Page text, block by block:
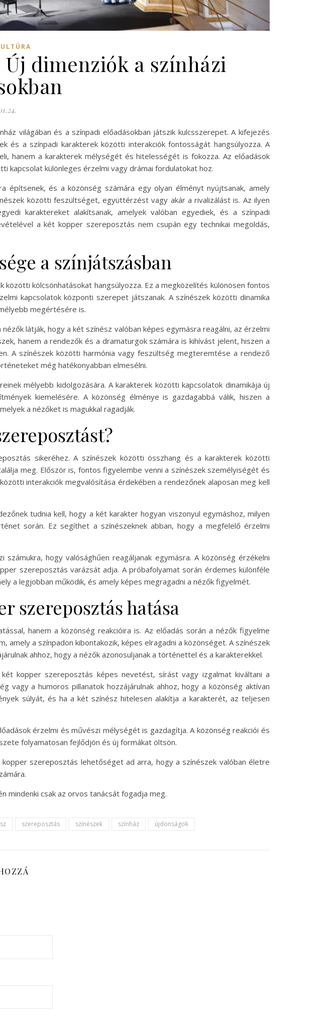
dimenziók a színházi
világában és a színpadi előadásokban játszik kulcsszerepet. A kifejezés
és a színpadi karakterek közötti interakciók fontosságát hangsúlyozza. A
hanem a karakterek mélységét és hitelességét is fokozza. Az előadások
kapcsolat különleges érzelmi vagy drámai fordulatokat hoz.
és a közönség számára egy olyan élményt nyújtsanak, amely
közötti feszültséget, együttérzést vagy akár a rivalizálást is. Az ilyen
karaktereket alakítsanak, amelyek valóban egyediek, és a színpadi
a két kopper szereposztás nem csupán egy technikai megoldás,
a színjátszásban
kölcsönhatásokat hangsúlyozza. Ez a megközelítés különösen fontos
kapcsolatok központi szerepet játszanak. A színészek közötti dinamika
megértésére is.
látják, hogy a két színész valóban képes egymásra reagálni, az érzelmi
hanem a rendezők és a dramaturgok számára is kihívást jelent, hiszen a
A színészek közötti harmónia vagy feszültség megteremtése a rendező
még hatékonyabban elmesélni.
mélyebb kidolgozására. A karakterek közötti kapcsolatok dinamikája új
kiemelésére. A közönség élménye is gazdagabbá válik, hiszen a
a nézőket is magukkal ragadják.
sikeréhez. A színészek közötti összhang és a karakterek közötti
meg. Először is, fontos figyelembe venni a színészek személyiségét és
interakciók megvalósítása érdekében a rendezőnek alaposan meg kell
tudnia kell, hogy a két karakter hogyan viszonyul egymáshoz, milyen
során. Ez segíthet a színészeknek abban, hogy a megfelelő érzelmi
hogy valósághűen reagáljanak egymásra. A közönség érzékelni
szereposztás varázsát adja. A próbafolyamat során érdemes különféle
a legjobban működik, és amely képes megragadni a nézők figyelmét.
szereposztás hatása
hanem a közönség reakcióira is. Az előadás során a nézők figyelme
a színpadon kibontakozik, képes elragadni a közönséget. A színészek
ahhoz, hogy a nézők azonosuljanak a történettel és a karakterekkel.
kopper szereposztás képes nevetést, sírást vagy izgalmat kiváltani a
vagy a humoros pillanatok hozzájárulnak ahhoz, hogy a közönség aktívan
súlyát, és ha a két színész hitelesen alakítja a karakterét, az teljesen
érzelmi és művészi mélységét is gazdagítja. A közönség reakciói és
folyamatosan fejlődjön és új formákat öltsön.
szereposztás lehetőséget ad arra, hogy a színészek valóban életre
mindenki csak az orvos tanácsát fogadja meg.
szereposztás színészek színház újdonságok